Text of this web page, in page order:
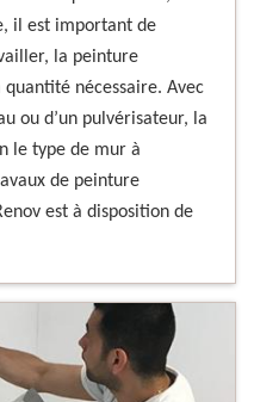
il est important de
la peinture
nécessaire. Avec
ou d’un pulvérisateur, la
le type de mur à
de peinture
est à disposition de